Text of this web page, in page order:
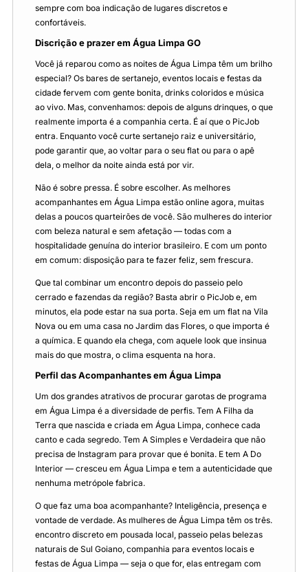
sempre com boa indicação de lugares discretos e
confortáveis.
Discrição e prazer em Água Limpa GO
Você já reparou como as noites de Água Limpa têm um brilho
especial? Os bares de sertanejo, eventos locais e festas da
cidade fervem com gente bonita, drinks coloridos e música
ao vivo. Mas, convenhamos: depois de alguns drinques, o que
realmente importa é a companhia certa. É aí que o PicJob
entra. Enquanto você curte sertanejo raiz e universitário,
pode garantir que, ao voltar para o seu flat ou para o apê
dela, o melhor da noite ainda está por vir.
Não é sobre pressa. É sobre escolher. As melhores
acompanhantes em Água Limpa estão online agora, muitas
delas a poucos quarteirões de você. São mulheres do interior
com beleza natural e sem afetação — todas com a
hospitalidade genuína do interior brasileiro. E com um ponto
em comum: disposição para te fazer feliz, sem frescura.
Que tal combinar um encontro depois do passeio pelo
cerrado e fazendas da região? Basta abrir o PicJob e, em
minutos, ela pode estar na sua porta. Seja em um flat na Vila
Nova ou em uma casa no Jardim das Flores, o que importa é
a química. E quando ela chega, com aquele look que insinua
mais do que mostra, o clima esquenta na hora.
Perfil das Acompanhantes em Água Limpa
Um dos grandes atrativos de procurar garotas de programa
em Água Limpa é a diversidade de perfis. Tem A Filha da
Terra que nascida e criada em Água Limpa, conhece cada
canto e cada segredo. Tem A Simples e Verdadeira que não
precisa de Instagram para provar que é bonita. E tem A Do
Interior — cresceu em Água Limpa e tem a autenticidade que
nenhuma metrópole fabrica.
O que faz uma boa acompanhante? Inteligência, presença e
vontade de verdade. As mulheres de Água Limpa têm os três.
encontro discreto em pousada local, passeio pelas belezas
naturais de Sul Goiano, companhia para eventos locais e
festas de Água Limpa — seja o que for, elas entregam com